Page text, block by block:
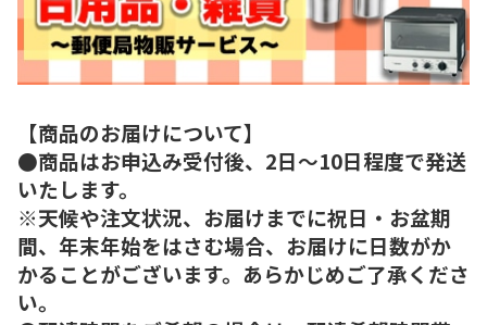
【商品のお届けについて】
●商品はお申込み受付後、2日～10日程度で発送
いたします。
※天候や注文状況、お届けまでに祝日・お盆期
間、年末年始をはさむ場合、お届けに日数がか
かることがございます。あらかじめご了承くださ
い。